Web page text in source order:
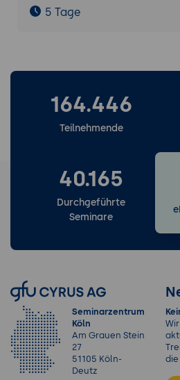
5 Tage
164.446
Teilnehmende
40.165
Durchgeführte
Seminare
Seminarzentrum
Köln
Am Grauen Stein
27
51105 Köln-
Deutz
die